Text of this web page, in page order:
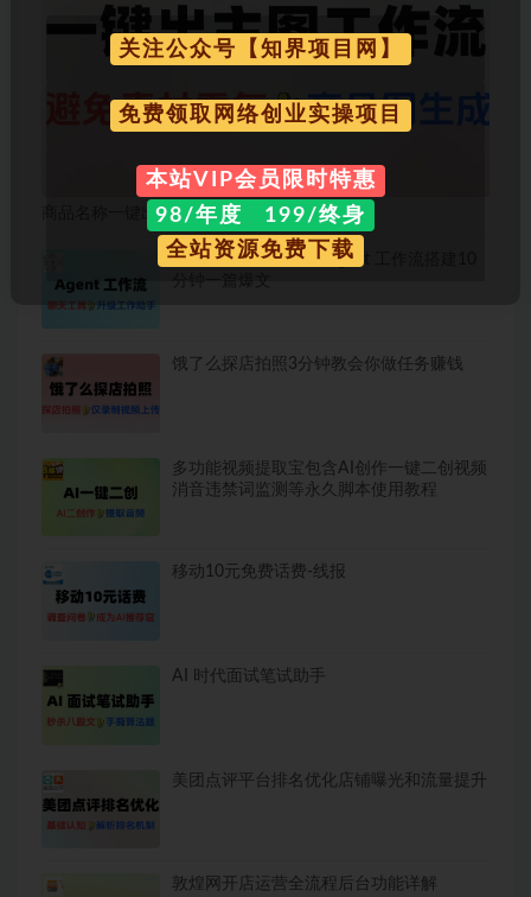
商品名称一键出主图AI工作流
普通人也能学会的AI Agent 工作流搭建10
分钟一篇爆文
饿了么探店拍照3分钟教会你做任务赚钱
多功能视频提取宝包含AI创作一键二创视频
消音违禁词监测等永久脚本使用教程
移动10元免费话费-线报
AI 时代面试笔试助手
美团点评平台排名优化店铺曝光和流量提升
敦煌网开店运营全流程后台功能详解
关注公众号【知界项目网】
免费领取网络创业实操项目
本站VIP会员限时特惠
98/年度 199/终身
全站资源免费下载